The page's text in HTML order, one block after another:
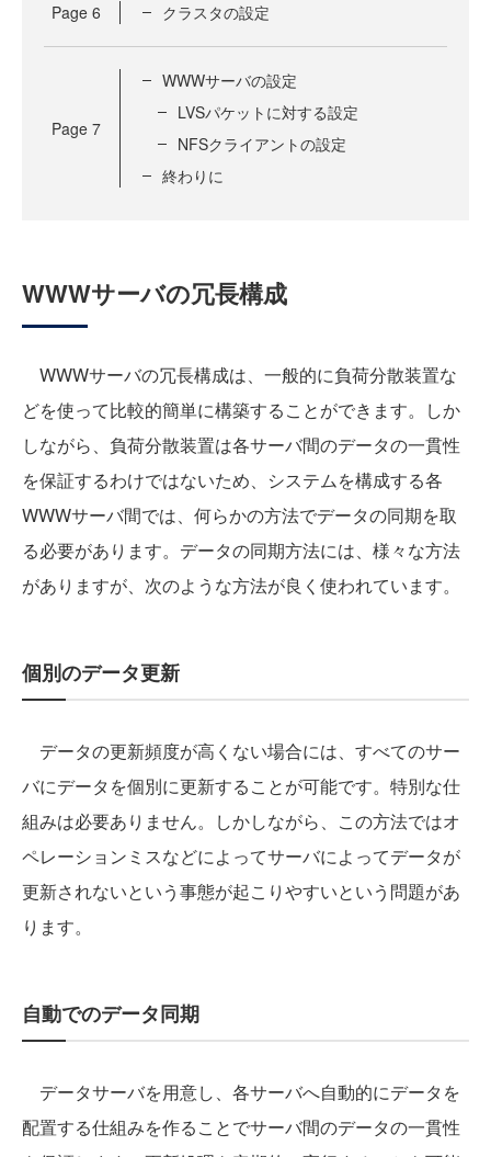
Page 6 クラスタの設定
Page 7
WWWサーバの設定
LVSパケットに対する設定
NFSクライアントの設定
終わりに
WWWサーバの冗長構成
WWWサーバの冗長構成は、一般的に負荷分散装置な
どを使って比較的簡単に構築することができます。しか
しながら、負荷分散装置は各サーバ間のデータの一貫性
を保証するわけではないため、システムを構成する各
WWWサーバ間では、何らかの方法でデータの同期を取
る必要があります。データの同期方法には、様々な方法
がありますが、次のような方法が良く使われています。
個別のデータ更新
データの更新頻度が高くない場合には、すべてのサー
バにデータを個別に更新することが可能です。特別な仕
組みは必要ありません。しかしながら、この方法ではオ
ペレーションミスなどによってサーバによってデータが
更新されないという事態が起こりやすいという問題があ
ります。
自動でのデータ同期
データサーバを用意し、各サーバへ自動的にデータを
配置する仕組みを作ることでサーバ間のデータの一貫性